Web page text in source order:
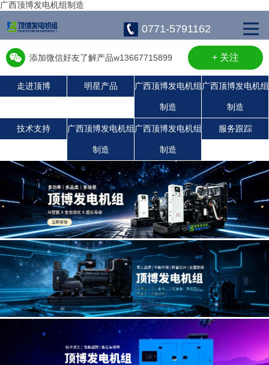
广西顶博发电机组制造
0771-5791162
添加微信好友了解产品w13667715899 + 关注
走进顶博 明星产品 广西顶博发电机组
制造
广西顶博发电机组
制造
技术支持 广西顶博发电机组
制造
广西顶博发电机组
制造
服务跟踪
静音发电机组
潍柴发电机组
广西顶博发电机组制造:珀金斯发电机组
广西顶博发电机组制造:沃尔沃发电机组
康明斯广西顶博发电机组制造
上柴发电机组
广西顶博发电机组制造:玉柴发电机组